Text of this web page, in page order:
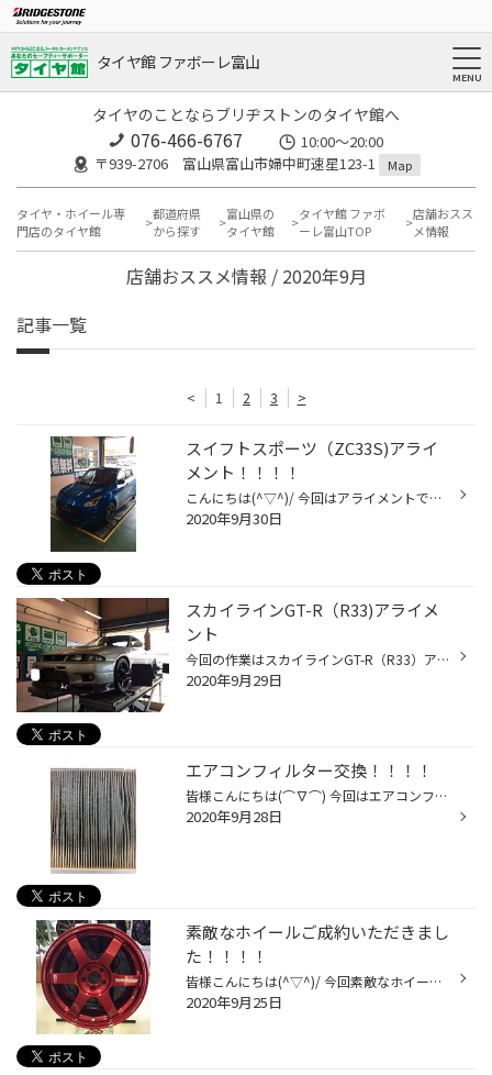
タイヤ館 ファボーレ富山
タイヤのことならブリヂストンのタイヤ館へ
076-466-6767
10:00～20:00
〒939-2706 富山県富山市婦中町速星123-1
Map
タイヤ・ホイール専
門店のタイヤ館
都道府県
から探す
富山県の
タイヤ館
タイヤ館 ファボ
ーレ富山TOP
店舗おスス
メ情報
店舗おススメ情報 / 2020年9月
記事一覧
< 1 2 3 >
スイフトスポーツ（ZC33S)アライ
メント！！！！
こんにちは(^▽^)/ 今回はアライメントです。 スイフトスポーツ（ZC33S）です。 今回は車高調を入れたためアライメント！！！ スイフトはフロント（トウ）のみ調整できます。 左側のタイヤが外に開いている状態です(~_~;) 左に向いたのを正式な数値に調整します。 完成です！！！ 今回は左フロントの...
2020年9月30日
スカイラインGT-R（R33)アライメ
ント
今回の作業はスカイラインGT-R（R33）アライメント(^▽^)/ カッコいいですね(*'▽') 作業風景です。 固着していてとても大変でした(~_~;) このお車はフロント（トウ）リア（トウ、キャンバー）調整できます。 調整終了(^▽^)/ ・ハンドルが取られる、ブレーキを踏むと車が曲がっていく・ハンドルのセン...
2020年9月29日
エアコンフィルター交換！！！！
皆様こんにちは(⌒∇⌒) 今回はエアコンフィルターです。 これを見てください！！！ 汚れがとてもすごいですね(~_~;) このままだと汚い空気を吸うことになりますね。 エアコンの風量も落ちるので結果としてエアコンの効きが悪くなってしまいます・・・。 ↓こちらが新品です！！↓ 新品とこんなにもちが...
2020年9月28日
素敵なホイールご成約いただきまし
た！！！！
皆様こんにちは(^▽^)/ 今回素敵なホイールをご成約いただきました。 その名もレイズ ボルクレーシングTE37サーガです。 ラインナップは17・18インチです。 一般的なホイールは鋳造（ちゅうぞう）ホイール というものなのですが こちらの商品は鍛造（たんぞう）ホイールといい 鍛造ホイールの特徴は ...
2020年9月25日